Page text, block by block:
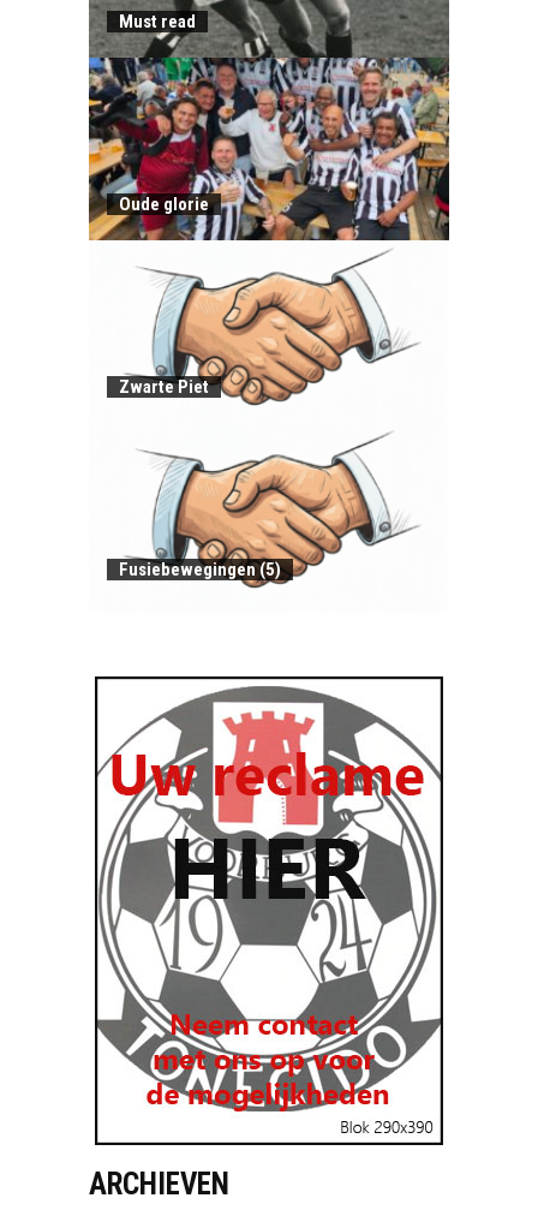
Must read
Oude glorie
Zwarte Piet
Fusiebewegingen (5)
ARCHIEVEN